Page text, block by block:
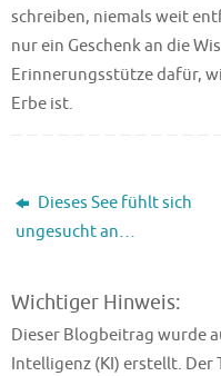
schreiben, niemals weit
nur ein Geschenk an die
Erinnerungsstütze dafür,
Erbe ist.
Dieses See fühlt sich
ungesucht an…
Wichtiger Hinweis:
Dieser Blogbeitrag wurde
Intelligenz (KI) erstellt. Der